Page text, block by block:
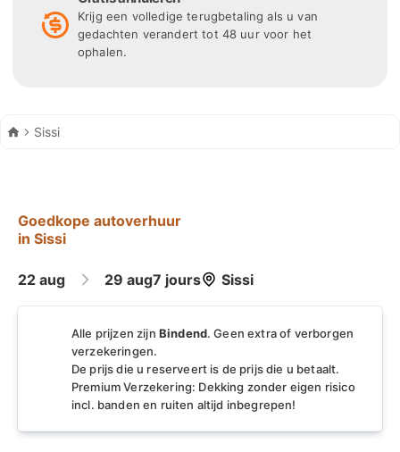
uitgebreide verzekering en onbeperkte kilometers.
Efficiëntie en waarde worden gemeten door
voertuigophaling, of dit nu direct in Sissi is of via
zowel autonomie als diepere culturele
onderdompeling — waardoor reizigers hun routes
interesses." Om de waarde te maximaliseren, wordt
bezoekers geadviseerd om vooraf te boeken, een
en dekkingsdetails te bevestigen zoals Schade
Beperking Waiver (CDW) en Diefstal Bescherming
Kiezen voor goedkope autoverhuur in Sissi zorgt
Krijg een volledige terugbetaling als u van
gedachten verandert tot 48 uur voor het
ophalen.
Autohuur
Sissi
Goedkope autoverhuur
in Sissi
22 aug 29 aug7 jours Sissi
Alle prijzen zijn Bindend. Geen extra of verborgen
verzekeringen.
De prijs die u reserveert is de prijs die u betaalt.
Premium Verzekering: Dekking zonder eigen risico
incl. banden en ruiten altijd inbegrepen!